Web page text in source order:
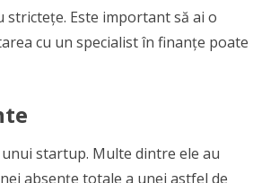
strictețe. Este important să ai o
cu un specialist în finanțe poate
startup. Multe dintre ele au
absențe totale a unei astfel de